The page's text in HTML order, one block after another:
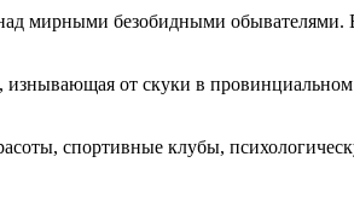
мирными безобидными
изнывающая от скуки в
спортивные клубы,